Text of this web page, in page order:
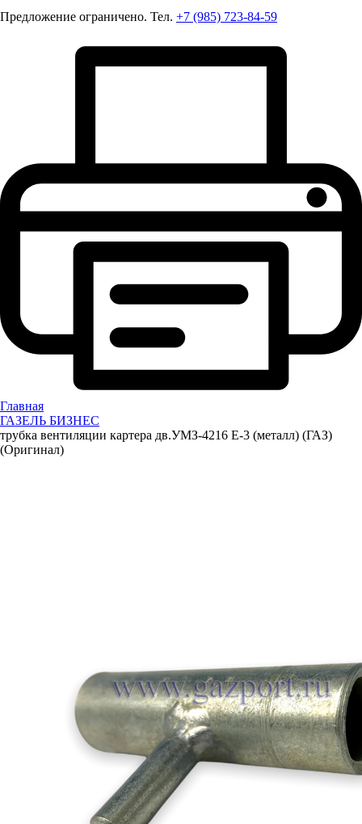
Предложение ограничено. Тел. +7 (985) 723-84-59
Главная
ГАЗЕЛЬ БИЗНЕС
трубка вентиляции картера дв.УМЗ-4216 Е-3 (металл) (ГАЗ)
(Оригинал)